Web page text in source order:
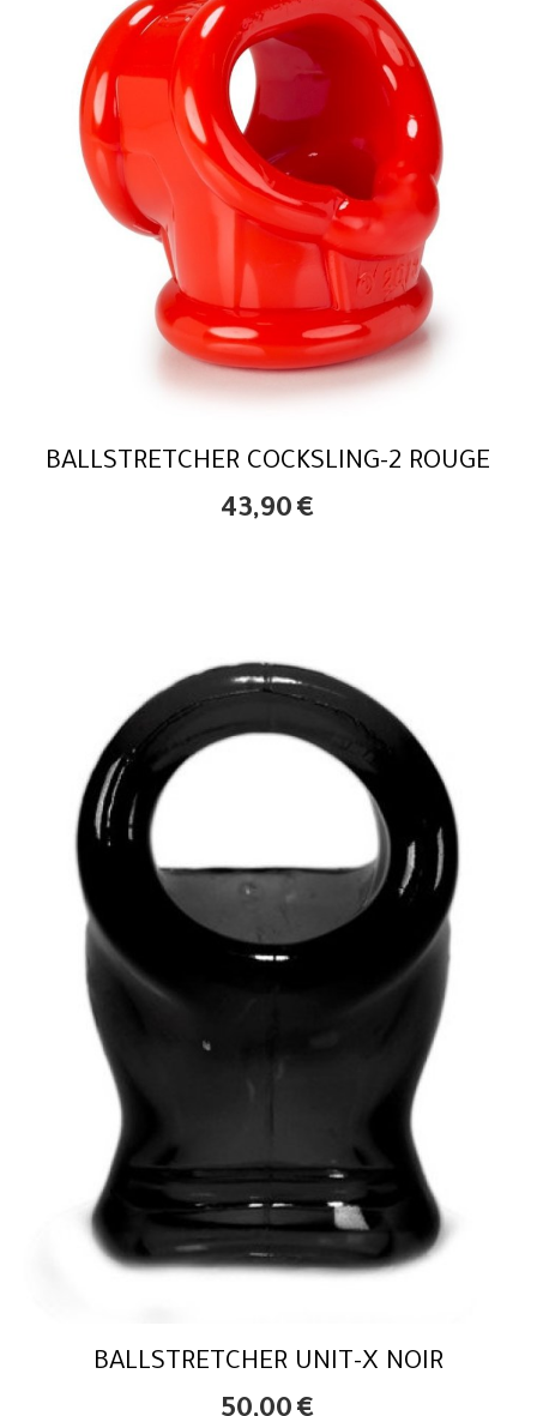
BALLSTRETCHER COCKSLING-2 ROUGE
43,90 €
BALLSTRETCHER UNIT-X NOIR